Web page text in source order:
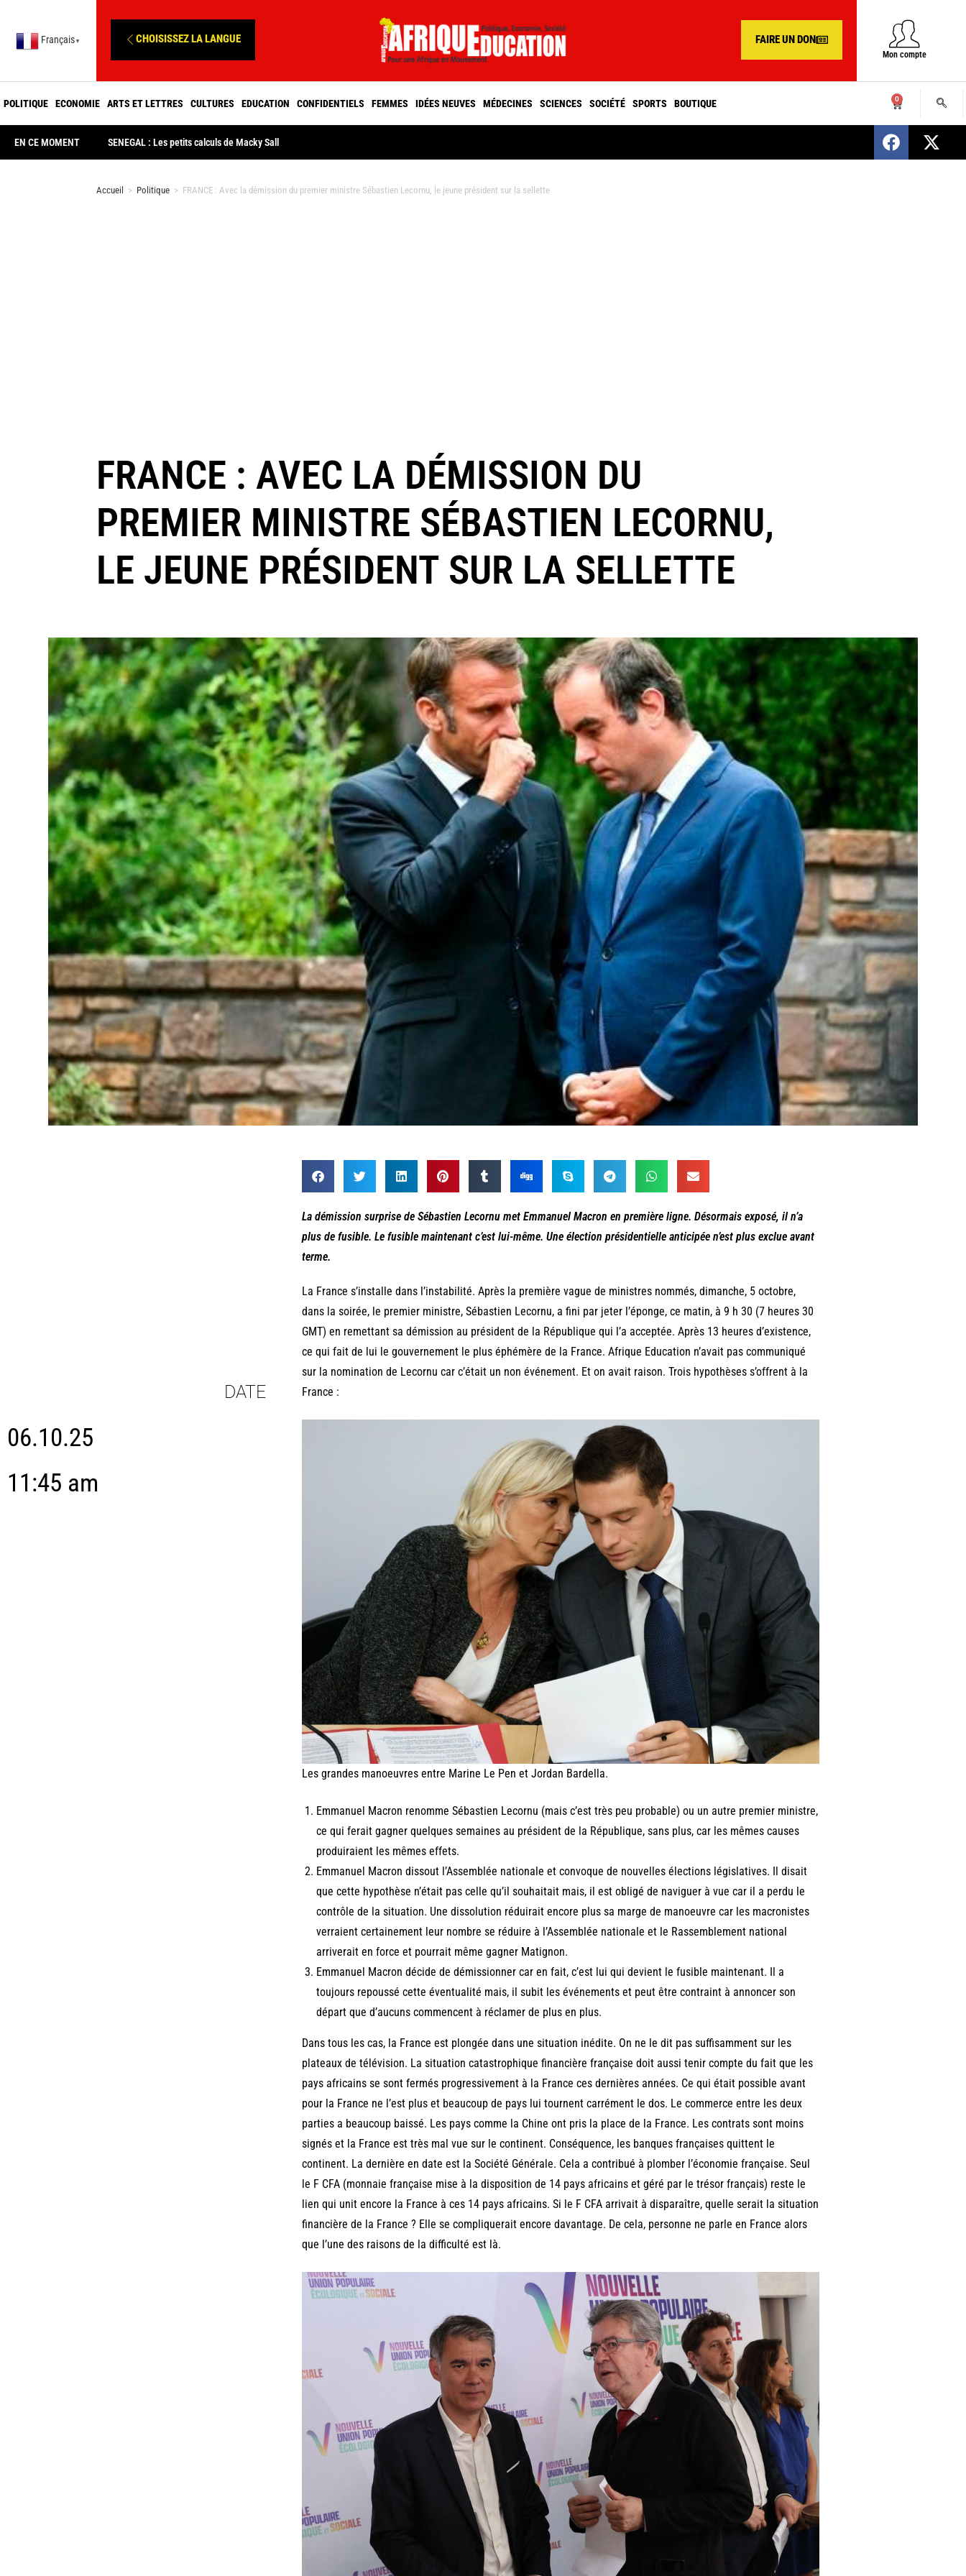
Français ▼ CHOISISSEZ LA LANGUE FAIRE UN DON
Mon compte
POLITIQUE ECONOMIE ARTS ET LETTRES CULTURES EDUCATION CONFIDENTIELS FEMMES IDÉES NEUVES MÉDECINES SCIENCES SOCIÉTÉ SPORTS BOUTIQUE 0
EN CE MOMENT SENEGAL : Les petits calculs de Macky Sall SENEGAL : Nomination d’un nouveau
Accueil > Politique > FRANCE : Avec la démission du premier ministre Sébastien Lecornu, le jeune président sur la sellette
FRANCE : AVEC LA DÉMISSION DU
PREMIER MINISTRE SÉBASTIEN LECORNU,
LE JEUNE PRÉSIDENT SUR LA SELLETTE
DATE
06.10.25
11:45 am
La démission surprise de Sébastien Lecornu met Emmanuel Macron en première ligne. Désormais exposé, il n’a
plus de fusible. Le fusible maintenant c’est lui-même. Une élection présidentielle anticipée n’est plus exclue avant
terme.
La France s’installe dans l’instabilité. Après la première vague de ministres nommés, dimanche, 5 octobre,
dans la soirée, le premier ministre, Sébastien Lecornu, a fini par jeter l’éponge, ce matin, à 9 h 30 (7 heures 30
GMT) en remettant sa démission au président de la République qui l’a acceptée. Après 13 heures d’existence,
ce qui fait de lui le gouvernement le plus éphémère de la France. Afrique Education n’avait pas communiqué
sur la nomination de Lecornu car c’était un non événement. Et on avait raison. Trois hypothèses s’offrent à la
France :
Les grandes manoeuvres entre Marine Le Pen et Jordan Bardella.
Emmanuel Macron renomme Sébastien Lecornu (mais c’est très peu probable) ou un autre premier ministre,
ce qui ferait gagner quelques semaines au président de la République, sans plus, car les mêmes causes
produiraient les mêmes effets.
Emmanuel Macron dissout l’Assemblée nationale et convoque de nouvelles élections législatives. Il disait
que cette hypothèse n’était pas celle qu’il souhaitait mais, il est obligé de naviguer à vue car il a perdu le
contrôle de la situation. Une dissolution réduirait encore plus sa marge de manoeuvre car les macronistes
verraient certainement leur nombre se réduire à l’Assemblée nationale et le Rassemblement national
arriverait en force et pourrait même gagner Matignon.
Emmanuel Macron décide de démissionner car en fait, c’est lui qui devient le fusible maintenant. Il a
toujours repoussé cette éventualité mais, il subit les événements et peut être contraint à annoncer son
départ que d’aucuns commencent à réclamer de plus en plus.
Dans tous les cas, la France est plongée dans une situation inédite. On ne le dit pas suffisamment sur les
plateaux de télévision. La situation catastrophique financière française doit aussi tenir compte du fait que les
pays africains se sont fermés progressivement à la France ces dernières années. Ce qui était possible avant
pour la France ne l’est plus et beaucoup de pays lui tournent carrément le dos. Le commerce entre les deux
parties a beaucoup baissé. Les pays comme la Chine ont pris la place de la France. Les contrats sont moins
signés et la France est très mal vue sur le continent. Conséquence, les banques françaises quittent le
continent. La dernière en date est la Société Générale. Cela a contribué à plomber l’économie française. Seul
le F CFA (monnaie française mise à la disposition de 14 pays africains et géré par le trésor français) reste le
lien qui unit encore la France à ces 14 pays africains. Si le F CFA arrivait à disparaître, quelle serait la situation
financière de la France ? Elle se compliquerait encore davantage. De cela, personne ne parle en France alors
que l’une des raisons de la difficulté est là.